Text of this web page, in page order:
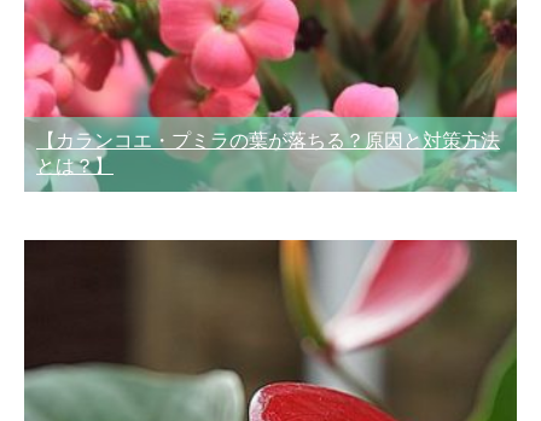
【カランコエ・プミラの葉が落ちる？原因と対策方法
とは？】